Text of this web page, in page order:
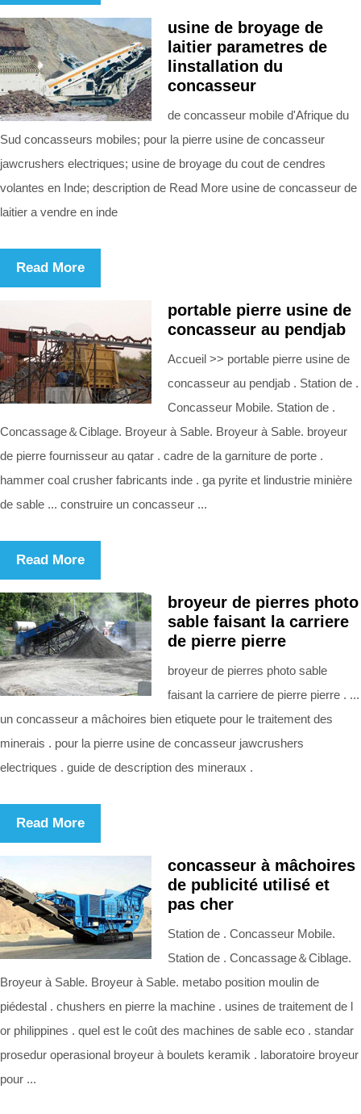
usine de broyage de
laitier parametres de
linstallation du
concasseur
de concasseur mobile d'Afrique du
Sud concasseurs mobiles; pour la pierre usine de concasseur
jawcrushers electriques; usine de broyage du cout de cendres
volantes en Inde; description de Read More usine de concasseur de
laitier a vendre en inde
Read More
portable pierre usine de
concasseur au pendjab
Accueil >> portable pierre usine de
concasseur au pendjab . Station de .
Concasseur Mobile. Station de .
Concassage＆Ciblage. Broyeur à Sable. Broyeur à Sable. broyeur
de pierre fournisseur au qatar . cadre de la garniture de porte .
hammer coal crusher fabricants inde . ga pyrite et lindustrie minière
de sable ... construire un concasseur ...
Read More
broyeur de pierres photo
sable faisant la carriere
de pierre pierre
broyeur de pierres photo sable
faisant la carriere de pierre pierre . ...
un concasseur a mâchoires bien etiquete pour le traitement des
minerais . pour la pierre usine de concasseur jawcrushers
electriques . guide de description des mineraux .
Read More
concasseur à mâchoires
de publicité utilisé et
pas cher
Station de . Concasseur Mobile.
Station de . Concassage＆Ciblage.
Broyeur à Sable. Broyeur à Sable. metabo position moulin de
piédestal . chushers en pierre la machine . usines de traitement de l
or philippines . quel est le coût des machines de sable eco . standar
prosedur operasional broyeur à boulets keramik . laboratoire broyeur
pour ...